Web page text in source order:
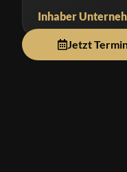
Inhaber
Jetzt